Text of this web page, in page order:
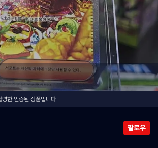
한 인증된 상품입니다
팔로우